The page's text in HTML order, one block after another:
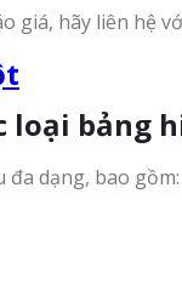
giá, hãy liên hệ
loại bảng
đa dạng, bao gồm: